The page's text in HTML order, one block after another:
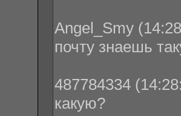
Angel_Smy
почту знаешь
487784334
какую?